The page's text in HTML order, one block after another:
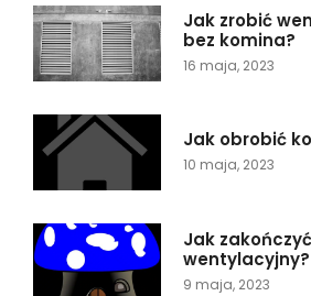
Jak zrobić
bez komina?
16 maja, 2023
Jak obrobić
10 maja, 2023
Jak
wentylacyjny?
9 maja, 2023